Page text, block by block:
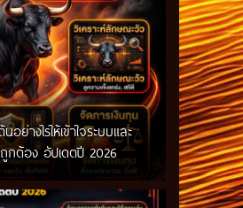
ย่างไรให้เข้าใจระบบและ
กต้อง อัปเดตปี 2026